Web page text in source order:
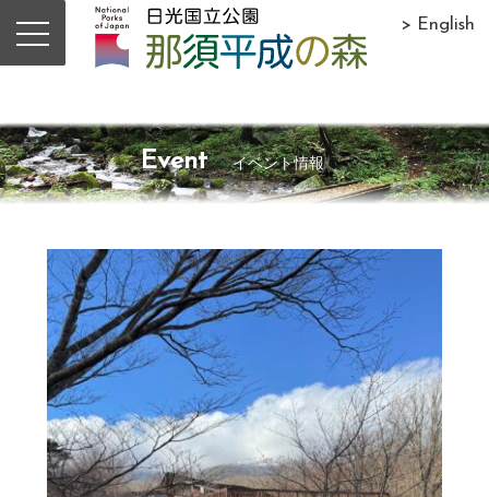
> English
Event イベント情報